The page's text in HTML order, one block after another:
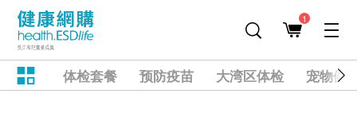
1
体检套餐 预防疫苗 大湾区体检 宠物健